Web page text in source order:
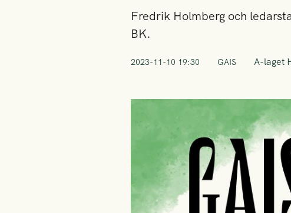
Fredrik Holmberg och
BK.
2023-11-10 19:30 GAIS A-laget